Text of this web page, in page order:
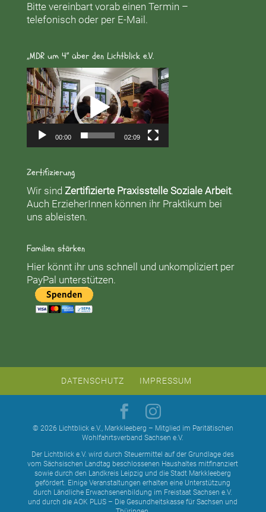
Bitte vereinbart vorab einen Termin –
telefonisch oder per E-Mail.
„MDR um 4“ über den Lichtblick e.V.
Video-
Player
00:00 02:09
Zertifizierung
Wir sind Zertifizierte Praxisstelle Soziale Arbeit.
Auch ErzieherInnen können ihr Praktikum bei
uns ableisten.
Familien stärken
Hier könnt ihr uns schnell und unkompliziert per
PayPal unterstützen.
DATENSCHUTZ IMPRESSUM
© 2026 Lichtblick e.V., Markkleeberg – Mitglied im Paritätischen
Wohlfahrtsverband Sachsen e.V.
Der Lichtblick e.V. wird durch Steuermittel auf der Grundlage des
vom Sächsischen Landtag beschlossenen Haushaltes mitfinanziert
sowie durch den Landkreis Leipzig und die Stadt Markkleeberg
gefördert. Einige Veranstaltungen erhalten eine Unterstützung
durch Ländliche Erwachsenenbildung im Freistaat Sachsen e.V.
und durch die AOK PLUS – Die Gesundheitskasse für Sachsen und